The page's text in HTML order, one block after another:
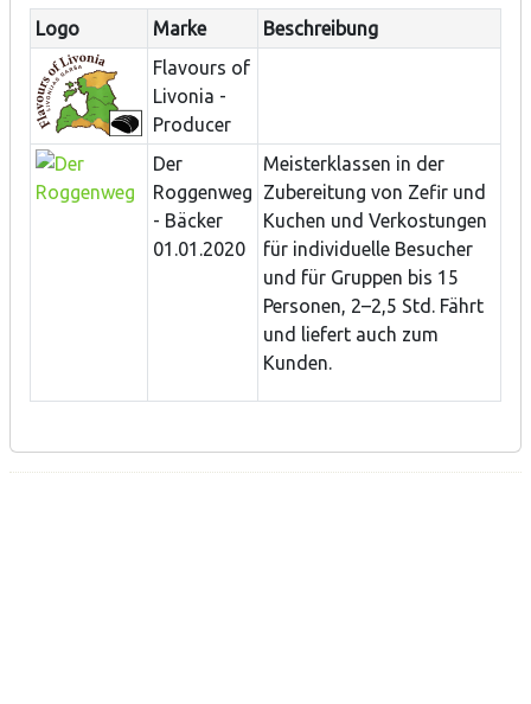
Logo Marke
Beschreibung
Flavours of
Livonia -
Producer
Der
Roggenweg
- Bäcker
01.01.2020
Meisterklassen in der
Zubereitung von Zefir und
Kuchen und Verkostungen
für individuelle Besucher
und für Gruppen bis 15
Personen, 2–2,5 Std. Fährt
und liefert auch zum
Kunden.